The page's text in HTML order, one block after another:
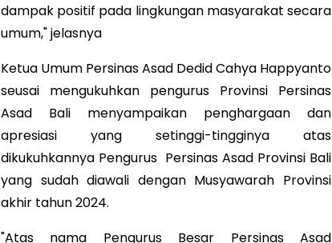
dampak positif pada lingkungan masyarakat secara
umum," jelasnya
Ketua Umum Persinas Asad Dedid Cahya Happyanto
seusai mengukuhkan pengurus Provinsi Persinas
Asad Bali menyampaikan penghargaan dan
apresiasi yang setinggi-tingginya atas
dikukuhkannya Pengurus Persinas Asad Provinsi Bali
yang sudah diawali dengan Musyawarah Provinsi
akhir tahun 2024.
"Atas nama Pengurus Besar Persinas Asad